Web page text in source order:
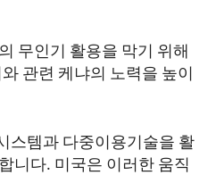
무인기 활용을 막기 위해
관련 케냐의 노력을 높이
스템과 다중이용기술을 활
니다. 미국은 이러한 움직